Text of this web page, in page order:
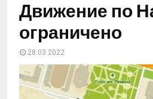
Движение по
ограничено
28.03.2022